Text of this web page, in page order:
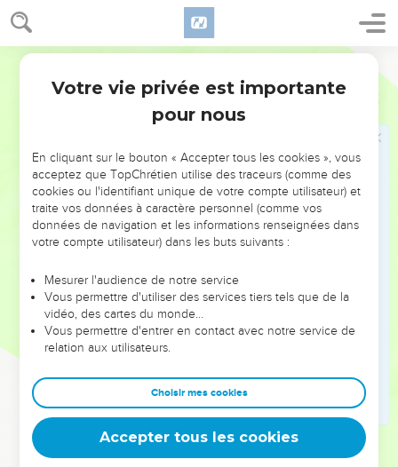
1 Corinthiens 10
25 Mangez de tout ce qui se vend au marché, sans vous
enquérir de rien par motif de conscience ;
Si un non-croyant vous invite et que vous vouliez aller,
mangez de tout ce qu'on vous présentera, sans vous
Mais si quelqu'un vous dit : Ceci a été offert en sacrifice !
n'en mangez pas, à cause de celui qui a donné
l'avertissement, et à cause de la conscience.
Je parle ici, non de votre conscience, mais de celle de
une conscience étrangère ?
Si je mange avec actions de grâces, pourquoi serais-je
blâmé au sujet d'une chose dont je rends grâces ?
31
que vous fassiez quelque autre chose, faites tout pour la
gloire de Dieu.
Ne soyez en scandale ni aux Grecs, ni aux Juifs, ni à
l'Église de Dieu,
Votre vie privée est importante
pour nous
En cliquant sur le bouton « Accepter tous les cookies », vous
acceptez que TopChrétien utilise des traceurs (comme des
cookies ou l'identifiant unique de votre compte utilisateur) et
traite vos données à caractère personnel (comme vos
données de navigation et les informations renseignées dans
votre compte utilisateur) dans les buts suivants :
Mesurer l'audience de notre service
Vous permettre d'utiliser des services tiers tels que de la
vidéo, des cartes du monde…
Vous permettre d'entrer en contact avec notre service de
relation aux utilisateurs.
Choisir mes cookies
Accepter tous les cookies